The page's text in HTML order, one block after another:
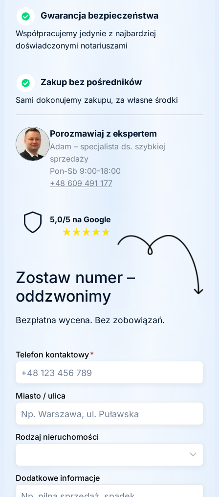
Gwarancja bezpieczeństwa
Współpracujemy jedynie z najbardziej
doświadczonymi notariuszami
Zakup bez pośredników
Sami dokonujemy zakupu, za własne środki
Porozmawiaj z ekspertem
Adam – specjalista ds. szybkiej
sprzedaży
Pon-Sb 9:00-18:00
+48 609 491 177
5,0/5 na Google
★★★★★
Zostaw numer –
oddzwonimy
Bezpłatna wycena. Bez zobowiązań.
Telefon kontaktowy*
Miasto / ulica
Rodzaj nieruchomości
Dodatkowe informacje